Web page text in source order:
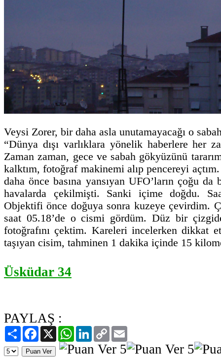
Veysi Zorer, bir daha asla unutamayacağı o
“Dünya dışı varlıklara yönelik haberlere her
Zaman zaman, gece ve sabah gökyüzünü
kalktım, fotoğraf makinemi alıp pencereyi
daha önce basına yansıyan UFO’ların çoğu
havalarda çekilmişti. Sanki içime doğdu.
Objektifi önce doğuya sonra kuzeye çevirdim.
saat 05.18’de o cismi gördüm. Düz bir
fotoğrafını çektim. Kareleri incelerken dikkat
taşıyan cisim, tahminen 1 dakika içinde 15
Üsküdar 34
PAYLAŞ :
PaylaşFacebook
X WhatsAppLinkedIn
Copy
Link